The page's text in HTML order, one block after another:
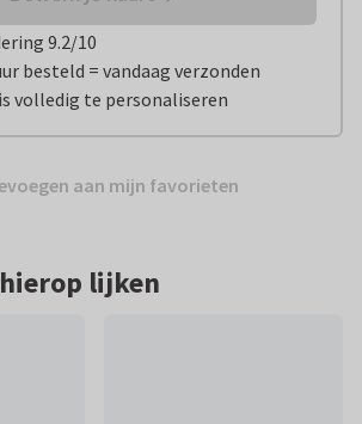
9.2/10
besteld = vandaag verzonden
volledig te personaliseren
aan mijn favorieten
lijken